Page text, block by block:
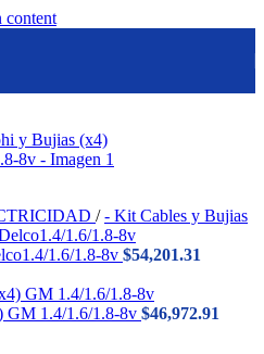
content
/ - Kit Cables y Bujias
1.6/1.8-8v $54,201.31
GM 1.4/1.6/1.8-8v $46,972.91